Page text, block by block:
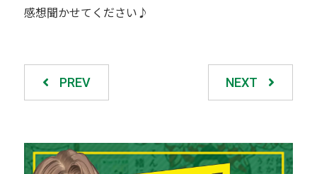
感想聞かせてください♪
PREV NEXT